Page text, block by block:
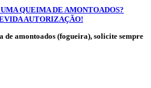
QUEIMA DE AMONTOADOS?
AUTORIZAÇÃO!
amontoados (fogueira), solicite sempre